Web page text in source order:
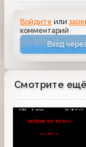
Войдите или
комментарий
Вход
Смотрите ещё